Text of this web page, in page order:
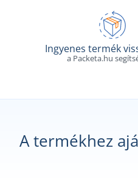
Ingyenes termék
a Packeta.hu
A termékhez